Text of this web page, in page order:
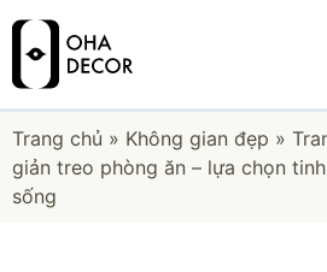
Trang chủ » Không gian đẹp »
giản treo phòng ăn – lựa chọn
sống